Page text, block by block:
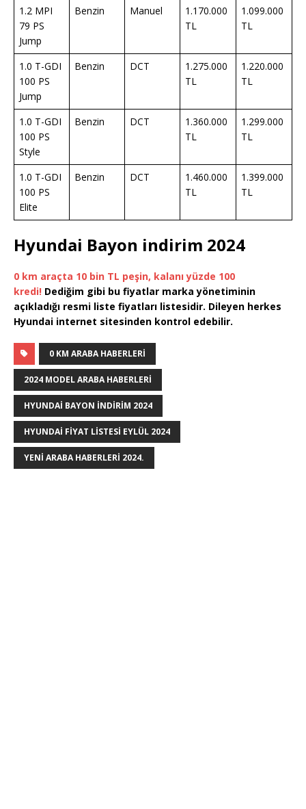
1.2 MPI
79 PS
Jump
Benzin Manuel
1.170.000
TL
1.099.000
TL
1.0 T-GDI
100 PS
Jump
Benzin DCT
1.275.000
TL
1.220.000
TL
1.0 T-GDI
100 PS
Style
Benzin DCT
1.360.000
TL
1.299.000
TL
1.0 T-GDI
100 PS
Elite
Benzin DCT
1.460.000
TL
1.399.000
TL
Hyundai Bayon indirim 2024
0 km araçta 10 bin TL peşin, kalanı yüzde 100
kredi! Dediğim gibi bu fiyatlar marka yönetiminin
açıkladığı resmi liste fiyatları listesidir. Dileyen herkes
Hyundai internet sitesinden kontrol edebilir.
0 KM ARABA HABERLERI
2024 MODEL ARABA HABERLERI
HYUNDAI BAYON INDIRIM 2024
HYUNDAI FIYAT LISTESI EYLÜL 2024
YENI ARABA HABERLERI 2024.